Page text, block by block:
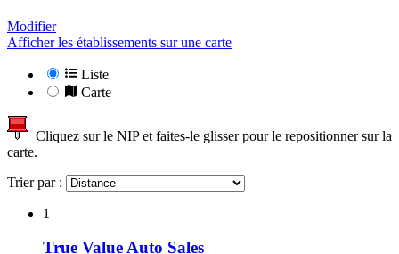
Modifier
Afficher les établissements sur une carte
Liste
Carte
Cliquez sur le NIP et faites-le glisser pour le repositionner sur la
carte.
Trier par :
1
True Value Auto Sales